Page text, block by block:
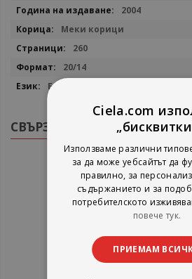
2004
Меки корици
260
20/14
Български
СВЪРЗАНИ ПРОДУКТИ
Ciela.com
Използваме различни
за да може уебсайтът да
правилно, за
съдържанието и за
потребителското
повече тук.
ПРИЕМАМ